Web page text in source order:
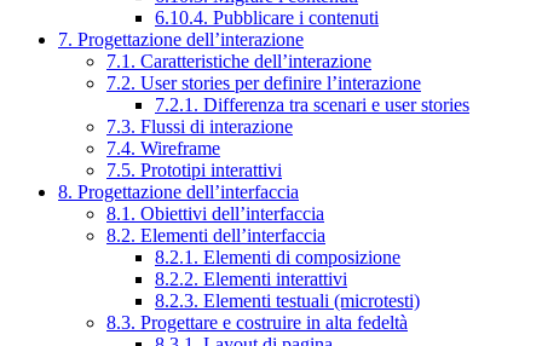
6.10.4. Pubblicare i contenuti
7. Progettazione dell’interazione
7.1. Caratteristiche dell’interazione
7.2. User stories per definire l’interazione
7.2.1. Differenza tra scenari e user stories
7.3. Flussi di interazione
7.4. Wireframe
7.5. Prototipi interattivi
8. Progettazione dell’interfaccia
8.1. Obiettivi dell’interfaccia
8.2. Elementi dell’interfaccia
8.2.1. Elementi di composizione
8.2.2. Elementi interattivi
8.2.3. Elementi testuali (microtesti)
8.3. Progettare e costruire in alta fedeltà